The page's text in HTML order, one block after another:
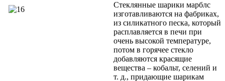
Стеклянные шарики марблс
изготавливаются на фабриках,
из силикатного песка, который
расплавляется в печи при
очень высокой температуре,
потом в горячее стекло
добавляются красящие
вещества – кобальт, селений и
т. д., придающие шарикам